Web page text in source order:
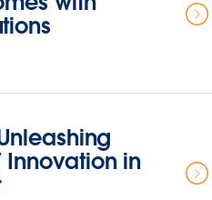
Innovation in